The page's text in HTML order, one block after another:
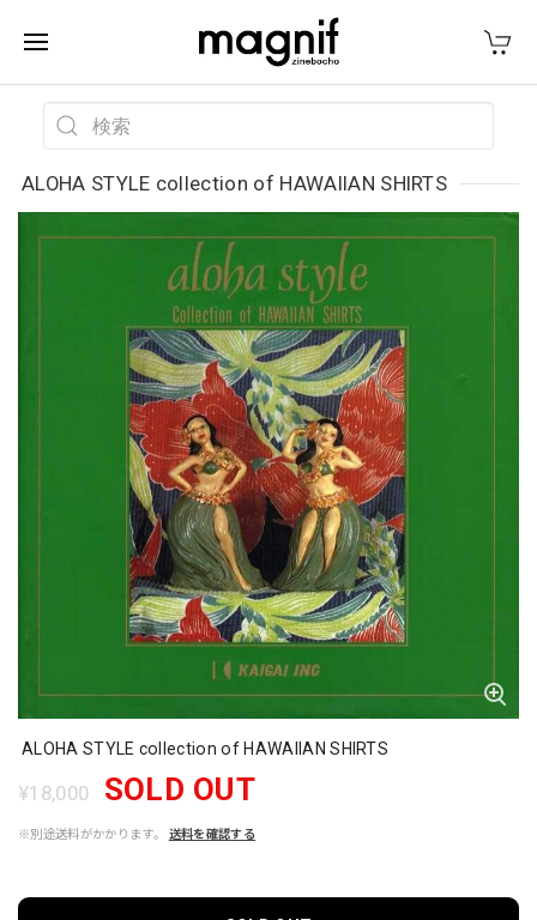
ALOHA STYLE collection of HAWAIIAN SHIRTS
ALOHA STYLE collection of HAWAIIAN SHIRTS
¥18,000 SOLD OUT
※別途送料がかかります。 送料を確認する